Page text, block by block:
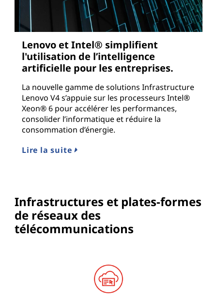
Lenovo et Intel® simplifient
l'utilisation de l’intelligence
artificielle pour les entreprises.
La nouvelle gamme de solutions Infrastructure
Lenovo V4 s’appuie sur les processeurs Intel®
Xeon® 6 pour accélérer les performances,
consolider l’informatique et réduire la
consommation d’énergie.
Lire la suite
Infrastructures et plates-formes
de réseaux des
télécommunications